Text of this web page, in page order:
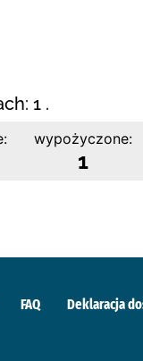
1 .
wypożyczone:
1
FAQ Deklaracja